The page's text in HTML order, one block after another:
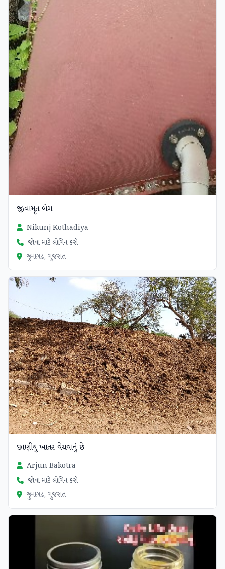
જીવામૃત બેગ
Nikunj Kothadiya
જોવા માટે લોગિન કરો
જુનાગઢ, ગુજરાત
છાણીયુ ખાતર વેચવાનું છે
Arjun Bakotra
જોવા માટે લોગિન કરો
જુનાગઢ, ગુજરાત